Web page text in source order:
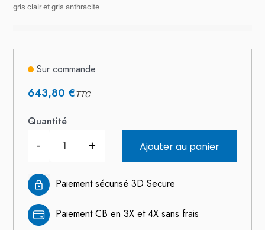
gris clair et gris anthracite
Sur commande
643,80 €TTC
Quantité
- + Ajouter au panier
Paiement sécurisé 3D Secure
Paiement CB en 3X et 4X sans frais